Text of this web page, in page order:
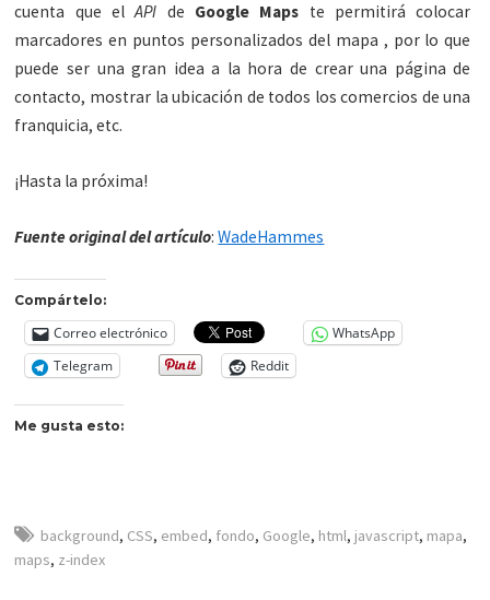
cuenta que elAPI de Google Maps te permitirá colocar
marcadores en puntos personalizados del mapa , por lo que
puede ser una gran idea a la hora de crear una página de
contacto, mostrar la ubicación de todos los comercios de una
franquicia, etc.
¡Hasta la próxima!
Fuente original del artículo:WadeHammes
Compártelo:
Correo electrónico
WhatsApp
Telegram
Reddit
Me gusta esto:
background, CSS, embed, fondo, Google, html, javascript, mapa,
maps, z-index